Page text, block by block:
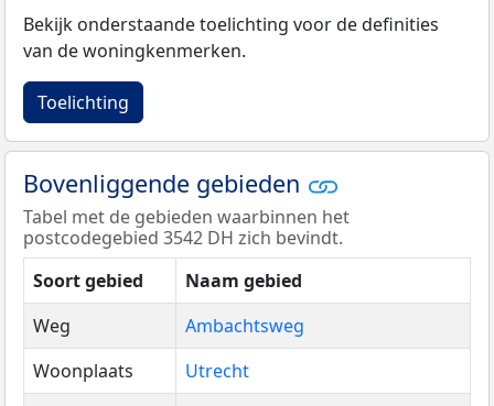
Bekijk onderstaande toelichting voor de definities
van de woningkenmerken.
Toelichting
Bovenliggende gebieden
Tabel met de gebieden waarbinnen het
postcodegebied 3542 DH zich bevindt.
Soort gebied
Naam gebied
Weg
Ambachtsweg
Woonplaats
Utrecht